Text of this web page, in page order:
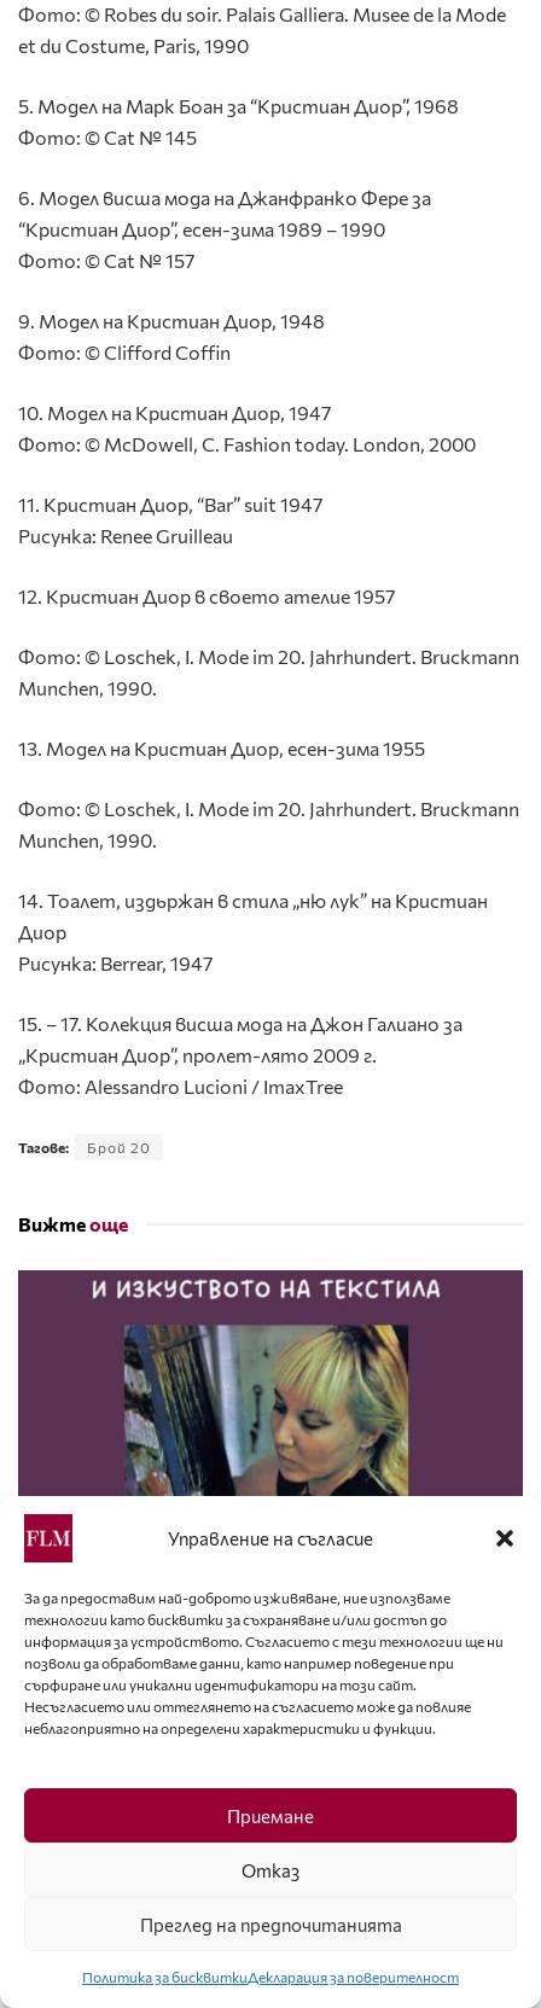
Управление на съгласие
За да предоставим най-доброто изживяване, ние използваме
технологии като бисквитки за съхраняване и/или достъп до
информация за устройството. Съгласието с тези технологии ще ни
позволи да обработваме данни, като например поведение при
сърфиране или уникални идентификатори на този сайт.
Несъгласието или оттеглянето на съгласието може да повлияе
неблагоприятно на определени характеристики и функции.
Приемане
Отказ
Преглед на предпочитанията
Политика за бисквиткиДекларация за поверителност
Фото: © Robes du soir. Palais Galliera. Musee de la Mode
et du Costume, Paris, 1990
5. Модел на Марк Боан за “Кристиан Диор”, 1968
Фото: © Cat № 145
6. Модел висша мода на Джанфранко Фере за
“Кристиан Диор”, есен-зима 1989 – 1990
Фото: © Cat № 157
9. Модел на Кристиан Диор, 1948
Фото: © Clifford Coffin
10. Модел на Кристиан Диор, 1947
Фото: © McDowell, C. Fashion today. London, 2000
11. Кристиан Диор, “Bar” suit 1947
Рисунка: Renee Gruilleau
12. Кристиан Диор в своето ателие 1957
Фото: © Loschek, I. Mode im 20. Jahrhundert. Bruckmann
Munchen, 1990.
13. Модел на Кристиан Диор, есен-зима 1955
Фото: © Loschek, I. Mode im 20. Jahrhundert. Bruckmann
Munchen, 1990.
14. Тоалет, издьржан в стила „ню лук” на Кристиан
Диор
Рисунка: Berrear, 1947
15. – 17. Колекция висша мода на Джон Галиано за
„Кристиан Диор”, пролет-лято 2009 г.
Фото: Alessandro Lucioni / ImaxTree
Тагове: Брой 20
Вижтеоще
ДИЗАЙНЕРИ
Премиера на книга по случай 80-та годишнина на
Натали Генова